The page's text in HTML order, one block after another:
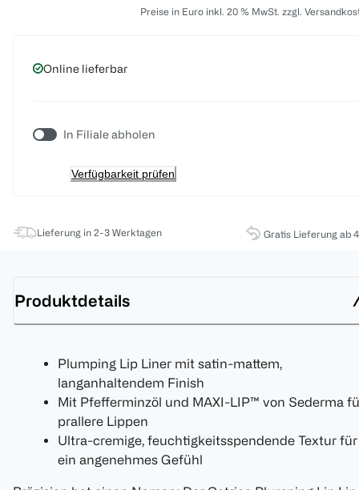
Preise in Euro inkl. 20 % MwSt. zzgl.
Online lieferbar
In Filiale abholen
Verfügbarkeit prüfen
Lieferung in 2-3 Werktagen Gratis Lieferung ab
Produktdetails
Plumping Lip Liner mit satin-mattem,
langanhaltendem Finish
Mit Pfefferminzöl und MAXI-LIP™ von Sederma
prallere Lippen
Ultra-cremige, feuchtigkeitsspendende Textur für
ein angenehmes Gefühl